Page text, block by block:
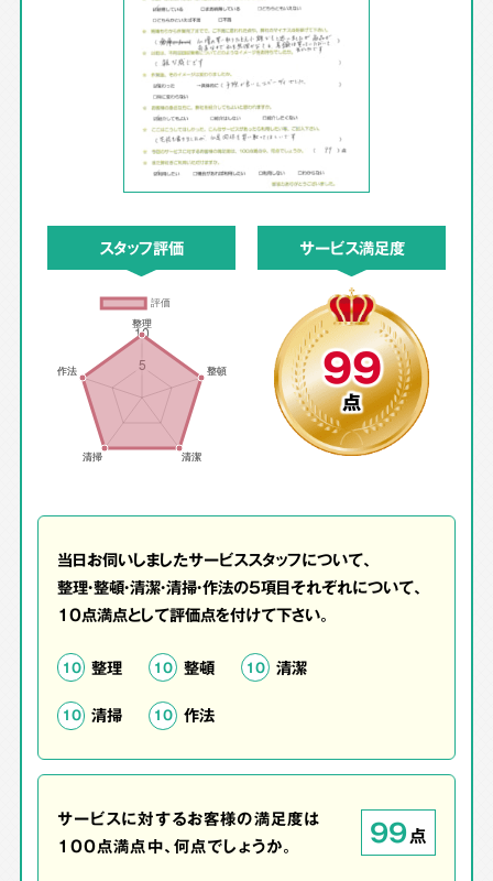
スタッフ評価 サービス満足度
99
点
当日お伺いしましたサービススタッフについて、
整理・整頓・清潔・清掃・作法の5項目それぞれについて、
10点満点として評価点を付けて下さい。
10 整理 10 整頓 10 清潔
10 清掃 10 作法
サービスに対するお客様の満足度は
100点満点中、何点でしょうか。
99点